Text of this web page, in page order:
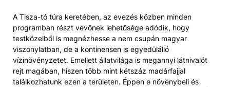
A Tisza-tó túra keretében, az evezés közben minden
programban részt vevőnek lehetősége adódik, hogy
testközelből is megnézhesse a nem csupán magyar
viszonylatban, de a kontinensen is egyedülálló
vízinövényzetet. Emellett állatvilága is megannyi látnivalót
rejt magában, hiszen több mint kétszáz madárfajjal
találkozhatunk ezen a területen. Éppen e növénybeli és